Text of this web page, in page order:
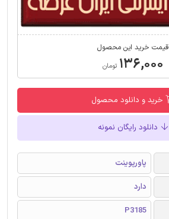
قیمت خرید این محصول
۱۳۶,۰۰۰ تومان
خرید و دانلود محصول
دانلود رایگان نمونه
پاورپوینت
دارد
P3185